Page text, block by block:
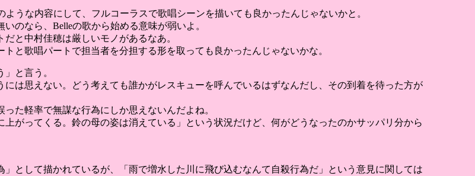
うな内容にして、フルコーラスで歌唱シーンを描いても良かったんじゃないかと。
のなら、Belleの歌から始める意味が弱いよ。
と中村佳穂は厳しいモノがあるなあ。
と歌唱パートで担当者を分担する形を取っても良かったんじゃないかな。
と言う。
は思えない。どう考えても誰かがレスキューを呼んでいるはずなんだし、その到着を待った方が
た軽率で無謀な行為にしか思えないんだよね。
がってくる。鈴の母の姿は消えている」という状況だけど、何がどうなったのかサッパリ分から
として描かれているが、「雨で増水した川に飛び込むなんて自殺行為だ」という意見に関しては